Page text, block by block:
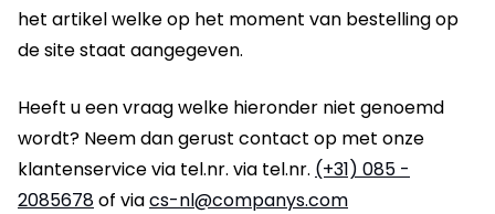
het artikel welke op het moment van bestelling op
de site staat aangegeven.
Heeft u een vraag welke hieronder niet genoemd
wordt? Neem dan gerust contact op met onze
klantenservice via tel.nr. via tel.nr. (+31) 085 -
2085678of viacs-nl@companys.com